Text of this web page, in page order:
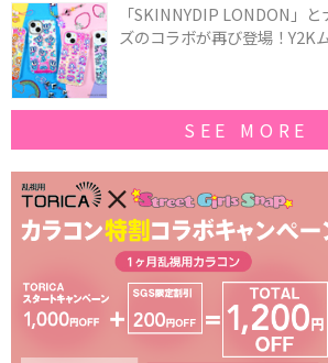
「SKINNYDIP LONDON」
ズのコラボが再び登場！Y2K
SEE MORE